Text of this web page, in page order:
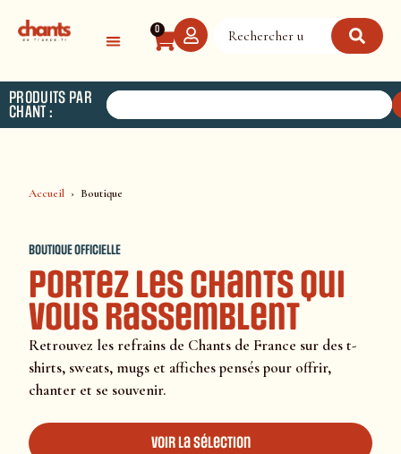
0
PRODUITS PAR
CHANT :
Accueil Boutique
BOUTIQUE OFFICIELLE
Portez les chants qui
vous rassemblent
Retrouvez les refrains de Chants de France sur des t-
shirts, sweats, mugs et affiches pensés pour offrir,
chanter et se souvenir.
Voir la sélection